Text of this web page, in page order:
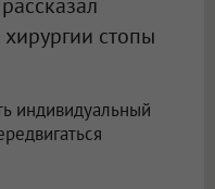
стопы
индивидуальный